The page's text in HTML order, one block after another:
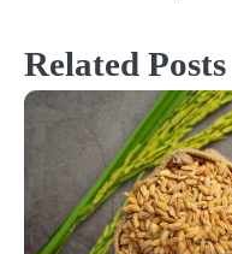
Related Posts